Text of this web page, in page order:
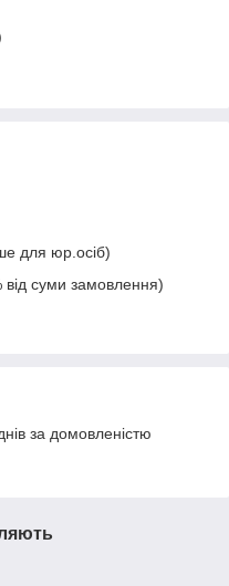
для юр.осіб)
від суми замовлення)
за домовленістю